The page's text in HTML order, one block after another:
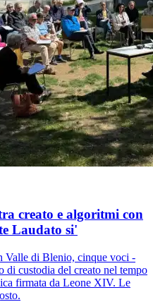
creato e algoritmi con
Laudato si'
Valle di Blenio, cinque voci -
di custodia del creato nel tempo
firmata da Leone XIV. Le